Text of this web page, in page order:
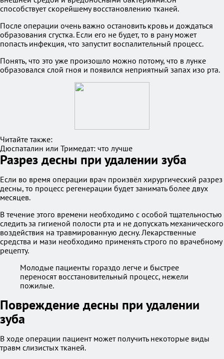
способствует скорейшему восстановлению тканей.
После операции очень важно остановить кровь и дождаться
образования сгустка. Если его не будет, то в рану может
попасть инфекция, что запустит воспалительный процесс.
Понять, что это уже произошло можно потому, что в лунке
образовался слой гноя и появился неприятный запах изо рта.
Читайте также:
Дюспаталин или Тримедат: что лучше
Разрез десны при удалении зуба
Если во время операции врач произвёл хирургический разрез
десны, то процесс регенерации будет занимать более двух
месяцев.
В течение этого времени необходимо с особой тщательностью
следить за гигиеной полости рта и не допускать механического
воздействия на травмированную десну. Лекарственные
средства и мази необходимо применять строго по врачебному
рецепту.
Молодые пациенты гораздо легче и быстрее
переносят восстановительный процесс, нежели
пожилые.
Повреждение десны при удалении
зуба
В ходе операции пациент может получить некоторые виды
травм слизистых тканей.